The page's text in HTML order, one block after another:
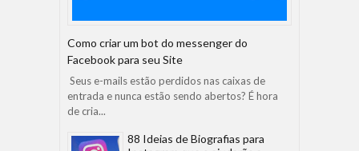
Como criar um bot do messenger do
Facebook para seu Site
Seus e-mails estão perdidos nas caixas de
entrada e nunca estão sendo abertos? É hora
de cria...
88 Ideias de Biografias para